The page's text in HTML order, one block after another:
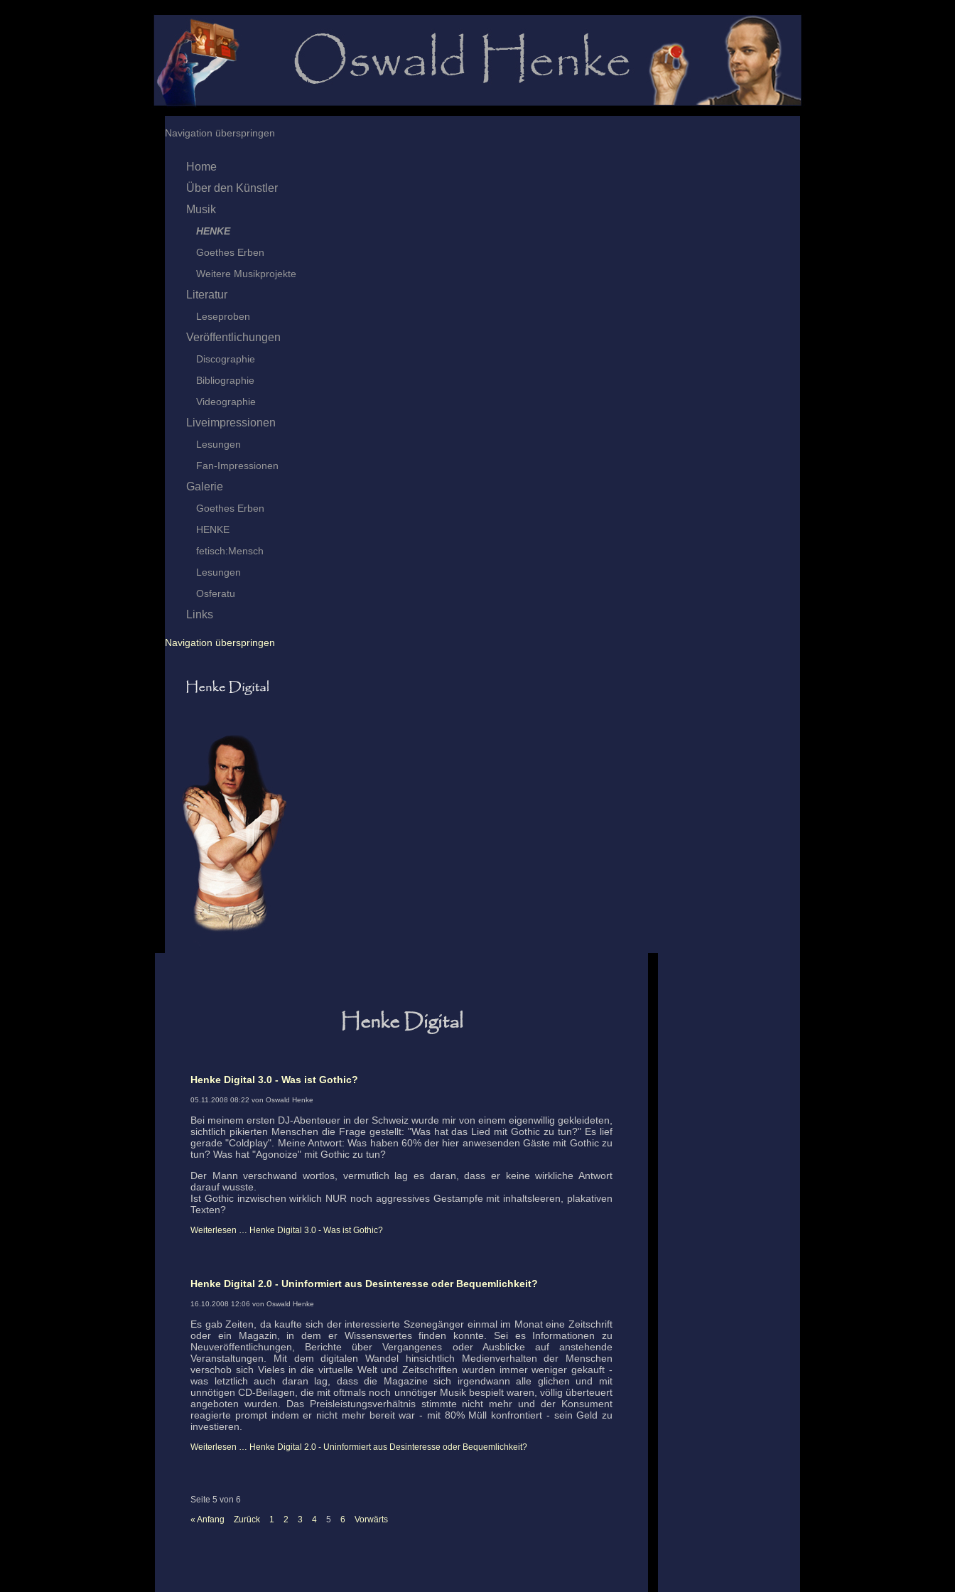
Navigation überspringen
Home
Über den Künstler
Musik
HENKE
Goethes Erben
Weitere Musikprojekte
Literatur
Leseproben
Veröffentlichungen
Discographie
Bibliographie
Videographie
Liveimpressionen
Lesungen
Fan-Impressionen
Galerie
Goethes Erben
HENKE
fetisch:Mensch
Lesungen
Osferatu
Links
Navigation überspringen
Henke Digital
Henke Digital 3.0 - Was ist Gothic?
05.11.2008 08:22 von Oswald Henke
Bei meinem ersten DJ-Abenteuer in der Schweiz wurde mir von einem eigenwillig gekleideten,
sichtlich pikierten Menschen die Frage gestellt: "Was hat das Lied mit Gothic zu tun?" Es lief
gerade "Coldplay". Meine Antwort: Was haben 60% der hier anwesenden Gäste mit Gothic zu
tun? Was hat "Agonoize" mit Gothic zu tun?
Der Mann verschwand wortlos, vermutlich lag es daran, dass er keine wirkliche Antwort
darauf wusste.
Ist Gothic inzwischen wirklich NUR noch aggressives Gestampfe mit inhaltsleeren, plakativen
Texten?
Weiterlesen … Henke Digital 3.0 - Was ist Gothic?
Henke Digital 2.0 - Uninformiert aus Desinteresse oder Bequemlichkeit?
16.10.2008 12:06 von Oswald Henke
Es gab Zeiten, da kaufte sich der interessierte Szenegänger einmal im Monat eine Zeitschrift
oder ein Magazin, in dem er Wissenswertes finden konnte. Sei es Informationen zu
Neuveröffentlichungen, Berichte über Vergangenes oder Ausblicke auf anstehende
Veranstaltungen. Mit dem digitalen Wandel hinsichtlich Medienverhalten der Menschen
verschob sich Vieles in die virtuelle Welt und Zeitschriften wurden immer weniger gekauft -
was letztlich auch daran lag, dass die Magazine sich irgendwann alle glichen und mit
unnötigen CD-Beilagen, die mit oftmals noch unnötiger Musik bespielt waren, völlig überteuert
angeboten wurden. Das Preisleistungsverhältnis stimmte nicht mehr und der Konsument
reagierte prompt indem er nicht mehr bereit war - mit 80% Müll konfrontiert - sein Geld zu
investieren.
Weiterlesen … Henke Digital 2.0 - Uninformiert aus Desinteresse oder Bequemlichkeit?
Seite 5 von 6
« Anfang
Zurück 1 2 3 4 5 6 Vorwärts